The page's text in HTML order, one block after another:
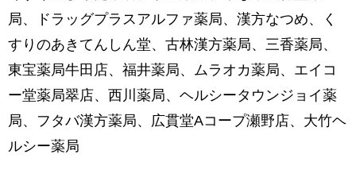
局、ドラッグプラスアルファ薬局、漢方なつめ、く
すりのあきてんしん堂、古林漢方薬局、三香薬局、
東宝薬局牛田店、福井薬局、ムラオカ薬局、エイコ
ー堂薬局翠店、西川薬局、ヘルシータウンジョイ薬
局、フタバ漢方薬局、広貫堂Aコープ瀬野店、大竹ヘ
ルシー薬局